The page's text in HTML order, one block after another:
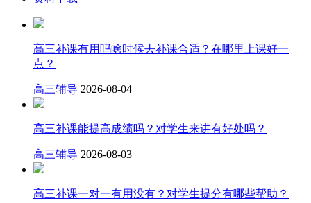
高三补课有用吗啥时候去补课合适？在哪里上课好一
点？
高三辅导 2026-08-04
高三补课能提高成绩吗？对学生来讲有好处吗？
高三辅导 2026-08-03
高三补课一对一有用没有？对学生提分有哪些帮助？